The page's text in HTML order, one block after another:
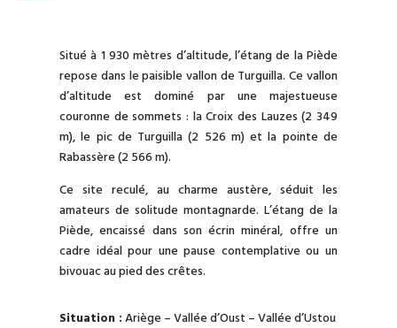
Situé à 1 930 mètres d’altitude, l’étang de la Piède
repose dans le paisible vallon de Turguilla. Ce vallon
d’altitude est dominé par une majestueuse
couronne de sommets : la Croix des Lauzes (2 349
m), le pic de Turguilla (2 526 m) et la pointe de
Rabassère (2 566 m).
Ce site reculé, au charme austère, séduit les
amateurs de solitude montagnarde. L’étang de la
Piède, encaissé dans son écrin minéral, offre un
cadre idéal pour une pause contemplative ou un
bivouac au pied des crêtes.
Situation : Ariège – Vallée d’Oust – Vallée d’Ustou